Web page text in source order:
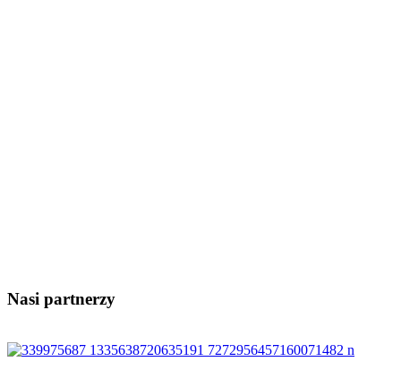
Nasi partnerzy